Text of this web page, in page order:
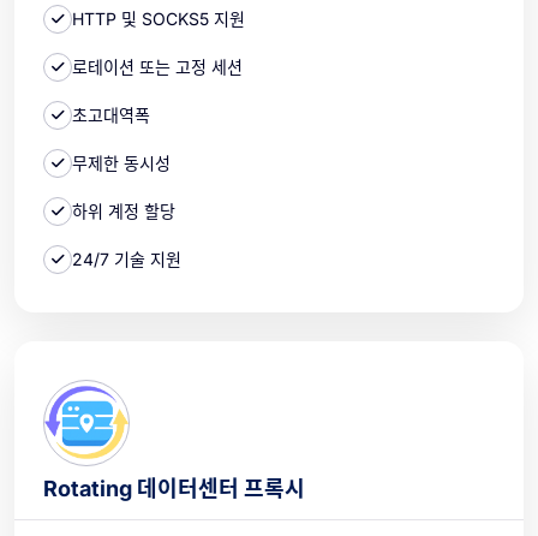
HTTP 및 SOCKS5 지원
로테이션 또는 고정 세션
초고대역폭
무제한 동시성
하위 계정 할당
24/7 기술 지원
Rotating 데이터센터 프록시